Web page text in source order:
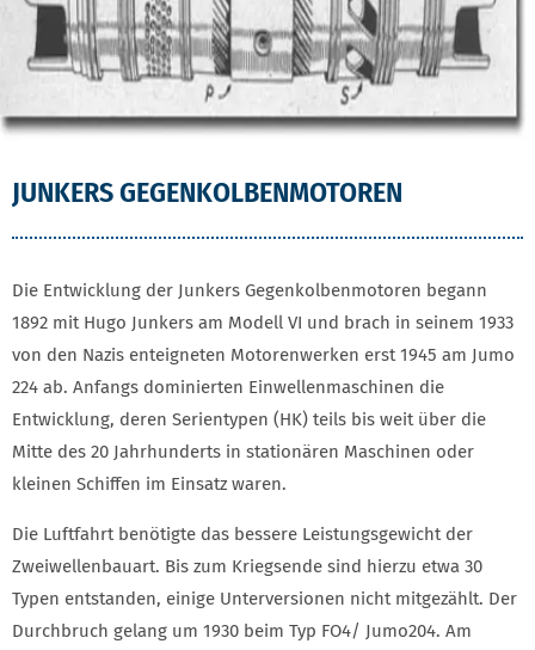
JUNKERS GEGENKOLBENMOTOREN
Die Entwicklung der Junkers Gegenkolbenmotoren begann
1892 mit Hugo Junkers am Modell VI und brach in seinem 1933
von den Nazis enteigneten Motorenwerken erst 1945 am Jumo
224 ab. Anfangs dominierten Einwellenmaschinen die
Entwicklung, deren Serientypen (HK) teils bis weit über die
Mitte des 20 Jahrhunderts in stationären Maschinen oder
kleinen Schiffen im Einsatz waren.
Die Luftfahrt benötigte das bessere Leistungsgewicht der
Zweiwellenbauart. Bis zum Kriegsende sind hierzu etwa 30
Typen entstanden, einige Unterversionen nicht mitgezählt. Der
Durchbruch gelang um 1930 beim Typ FO4/ Jumo204. Am